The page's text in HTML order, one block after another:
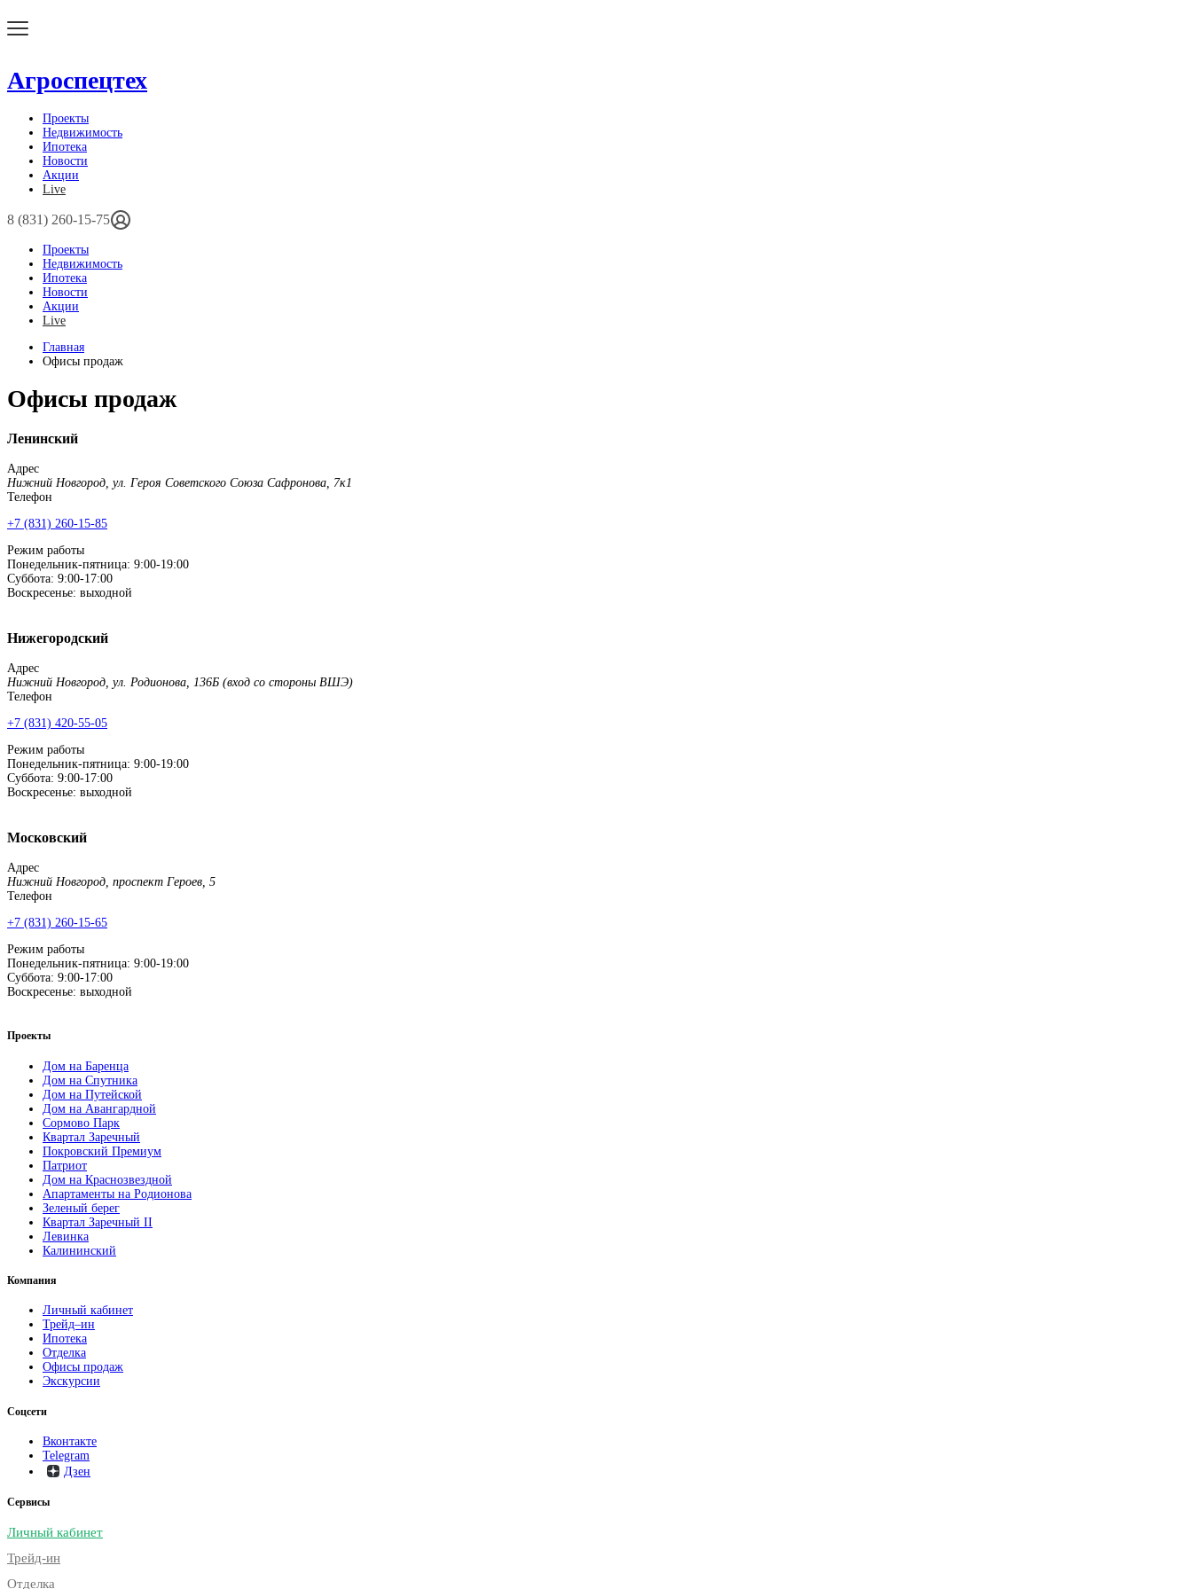
Агроспецтех
Проекты
Недвижимость
Ипотека
Новости
Акции
Live
8 (831) 260-15-75
Проекты
Недвижимость
Ипотека
Новости
Акции
Live
Главная
Офисы продаж
Офисы продаж
Ленинский
Адрес
Нижний Новгород, ул. Героя Советского Союза Сафронова, 7к1
Телефон
+7 (831) 260-15-85
Режим работы
Понедельник-пятница: 9:00-19:00
Суббота: 9:00-17:00
Воскресенье: выходной
Нижегородский
Адрес
Нижний Новгород, ул. Родионова, 136Б (вход со стороны ВШЭ)
Телефон
+7 (831) 420-55-05
Режим работы
Понедельник-пятница: 9:00-19:00
Суббота: 9:00-17:00
Воскресенье: выходной
Московский
Адрес
Нижний Новгород, проспект Героев, 5
Телефон
+7 (831) 260-15-65
Режим работы
Понедельник-пятница: 9:00-19:00
Суббота: 9:00-17:00
Воскресенье: выходной
Проекты
Дом на Баренца
Дом на Спутника
Дом на Путейской
Дом на Авангардной
Сормово Парк
Квартал Заречный
Покровский Премиум
Патриот
Дом на Краснозвездной
Апартаменты на Родионова
Зеленый берег
Квартал Заречный II
Левинка
Калининский
Компания
Личный кабинет
Трейд–ин
Ипотека
Отделка
Офисы продаж
Экскурсии
Соцсети
Вконтакте
Telegram
Дзен
Сервисы
Личный кабинет
Трейд-ин
Отделка